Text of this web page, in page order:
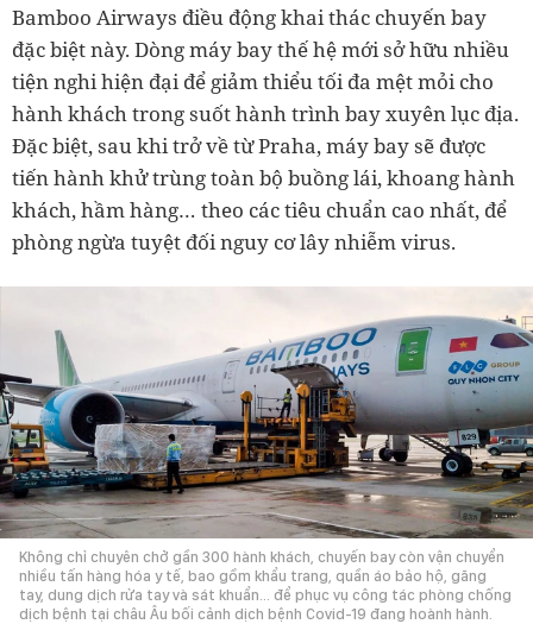
Bamboo Airways điều động khai thác chuyến bay
đặc biệt này. Dòng máy bay thế hệ mới sở hữu nhiều
tiện nghi hiện đại để giảm thiểu tối đa mệt mỏi cho
hành khách trong suốt hành trình bay xuyên lục địa.
Đặc biệt, sau khi trở về từ Praha, máy bay sẽ được
tiến hành khử trùng toàn bộ buồng lái, khoang hành
khách, hầm hàng… theo các tiêu chuẩn cao nhất, để
phòng ngừa tuyệt đối nguy cơ lây nhiễm virus.
Không chỉ chuyên chở gần 300 hành khách, chuyến bay còn vận chuyển
nhiều tấn hàng hóa y tế, bao gồm khẩu trang, quần áo bảo hộ, găng
tay, dung dịch rửa tay và sát khuẩn… để phục vụ công tác phòng chống
dịch bệnh tại châu Âu bối cảnh dịch bệnh Covid-19 đang hoành hành.